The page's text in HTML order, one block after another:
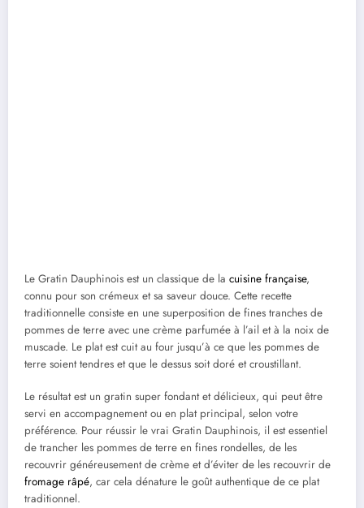
Le Gratin Dauphinois est un classique de la cuisine française,
connu pour son crémeux et sa saveur douce. Cette recette
traditionnelle consiste en une superposition de fines tranches de
pommes de terre avec une crème parfumée à l’ail et à la noix de
muscade. Le plat est cuit au four jusqu’à ce que les pommes de
terre soient tendres et que le dessus soit doré et croustillant.
Le résultat est un gratin super fondant et délicieux, qui peut être
servi en accompagnement ou en plat principal, selon votre
préférence. Pour réussir le vrai Gratin Dauphinois, il est essentiel
de trancher les pommes de terre en fines rondelles, de les
recouvrir généreusement de crème et d’éviter de les recouvrir de
fromage râpé, car cela dénature le goût authentique de ce plat
traditionnel.